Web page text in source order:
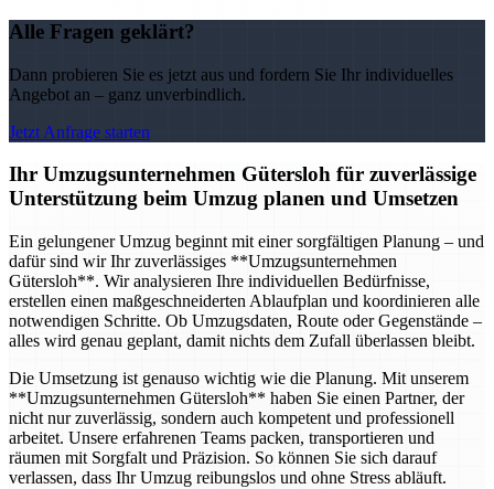
Alle Fragen geklärt?
Dann probieren Sie es jetzt aus und fordern Sie Ihr individuelles
Angebot an – ganz unverbindlich.
Jetzt Anfrage starten
Ihr Umzugsunternehmen Gütersloh für zuverlässige
Unterstützung beim Umzug planen und Umsetzen
Ein gelungener Umzug beginnt mit einer sorgfältigen Planung – und
dafür sind wir Ihr zuverlässiges **Umzugsunternehmen
Gütersloh**. Wir analysieren Ihre individuellen Bedürfnisse,
erstellen einen maßgeschneiderten Ablaufplan und koordinieren alle
notwendigen Schritte. Ob Umzugsdaten, Route oder Gegenstände –
alles wird genau geplant, damit nichts dem Zufall überlassen bleibt.
Die Umsetzung ist genauso wichtig wie die Planung. Mit unserem
**Umzugsunternehmen Gütersloh** haben Sie einen Partner, der
nicht nur zuverlässig, sondern auch kompetent und professionell
arbeitet. Unsere erfahrenen Teams packen, transportieren und
räumen mit Sorgfalt und Präzision. So können Sie sich darauf
verlassen, dass Ihr Umzug reibungslos und ohne Stress abläuft.